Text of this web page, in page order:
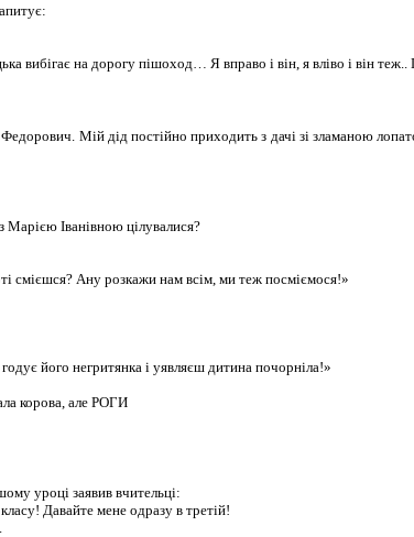
вибігає на дорогу пішоход… Я вправо і він, я вліво і він
Мій дід постійно приходить з дачі зі зламаною
Марією Іванівною цілувалися?
смієшся? Ану розкажи нам всім, ми теж посміємося!»
його негритянка і уявляєш дитина почорніла!»
корова, але РОГИ
уроці заявив вчительці:
Давайте мене одразу в третій!